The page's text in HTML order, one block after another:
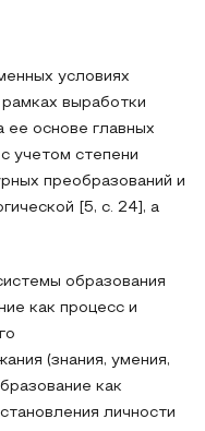
условиях
выработки
ее основе главных
учетом степени
преобразований и
[5, с. 24], а
образования
как процесс и
(знания, умения,
как
личности